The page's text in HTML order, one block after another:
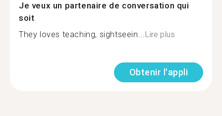
Je veux un partenaire de conversation qui
soit
They loves teaching, sightseein...Lire plus
Obtenir l'appli